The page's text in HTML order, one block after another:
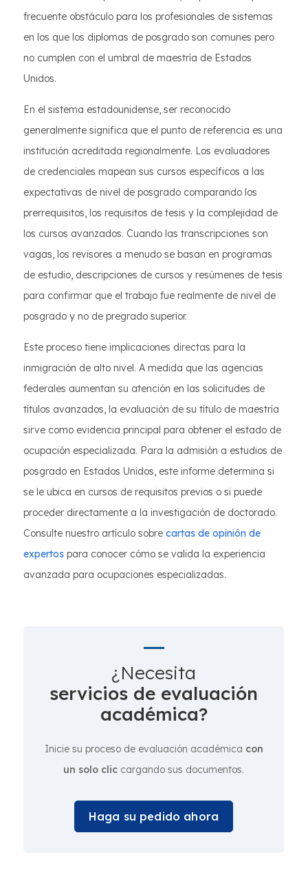
frecuente obstáculo para los profesionales de sistemas
en los que los diplomas de posgrado son comunes pero
no cumplen con el umbral de maestría de Estados
Unidos.
En el sistema estadounidense, ser reconocido
generalmente significa que el punto de referencia es una
institución acreditada regionalmente. Los evaluadores
de credenciales mapean sus cursos específicos a las
expectativas de nivel de posgrado comparando los
prerrequisitos, los requisitos de tesis y la complejidad de
los cursos avanzados. Cuando las transcripciones son
vagas, los revisores a menudo se basan en programas
de estudio, descripciones de cursos y resúmenes de tesis
para confirmar que el trabajo fue realmente de nivel de
posgrado y no de pregrado superior.
Este proceso tiene implicaciones directas para la
inmigración de alto nivel. A medida que las agencias
federales aumentan su atención en las solicitudes de
títulos avanzados, la evaluación de su título de maestría
sirve como evidencia principal para obtener el estado de
ocupación especializada. Para la admisión a estudios de
posgrado en Estados Unidos, este informe determina si
se le ubica en cursos de requisitos previos o si puede
proceder directamente a la investigación de doctorado.
Consulte nuestro artículo sobre cartas de opinión de
expertos para conocer cómo se valida la experiencia
avanzada para ocupaciones especializadas.
¿Necesita
servicios de evaluación
académica?
Inicie su proceso de evaluación académica con
un solo clic cargando sus documentos.
Haga su pedido ahora